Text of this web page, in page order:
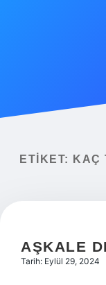
Yasal Uyarı
ETIKET: KAÇ
AŞKALE
Tarih: Eylül 29, 2024